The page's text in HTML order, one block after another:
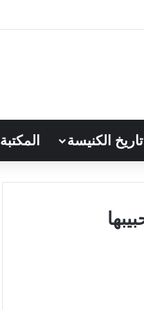
تاريخ الكنيسة المكتبة